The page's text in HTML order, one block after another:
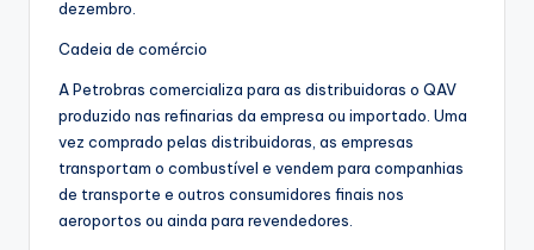
dezembro.
Cadeia de comércio
A Petrobras comercializa para as distribuidoras o QAV
produzido nas refinarias da empresa ou importado. Uma
vez comprado pelas distribuidoras, as empresas
transportam o combustível e vendem para companhias
de transporte e outros consumidores finais nos
aeroportos ou ainda para revendedores.